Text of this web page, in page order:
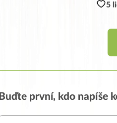
5
Buďte první, kdo napíše